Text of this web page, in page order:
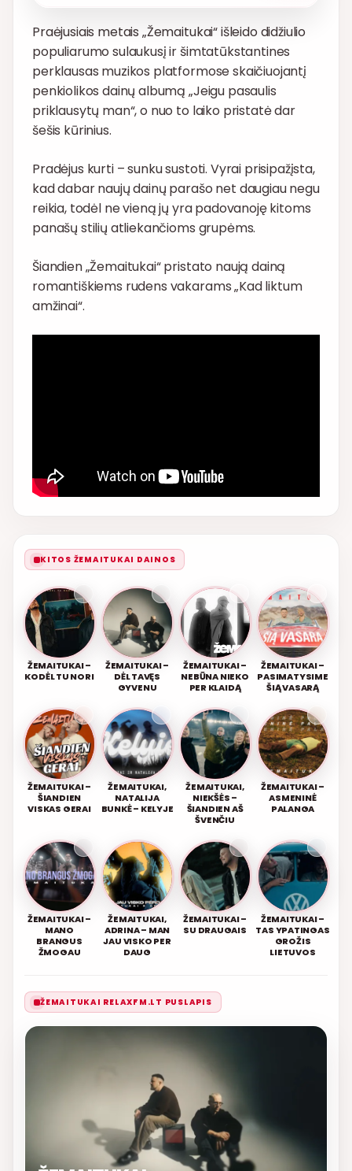
Praėjusiais metais „Žemaitukai“ išleido didžiulio
populiarumo sulaukusį ir šimtatūkstantines
perklausas muzikos platformose skaičiuojantį
penkiolikos dainų albumą „Jeigu pasaulis
priklausytų man“, o nuo to laiko pristatė dar
šešis kūrinius.
Pradėjus kurti – sunku sustoti. Vyrai prisipažįsta,
kad dabar naujų dainų parašo net daugiau negu
reikia, todėl ne vieną jų yra padovanoję kitoms
panašų stilių atliekančioms grupėms.
Šiandien „Žemaitukai“ pristato naują dainą
romantiškiems rudens vakarams „Kad liktum
amžinai“.
KITOS ŽEMAITUKAI DAINOS
ŽEMAITUKAI –
KODĖL TU NORI
ŽEMAITUKAI –
DĖL TAVĘS
GYVENU
ŽEMAITUKAI –
NEBŪNA NIEKO
PER KLAIDĄ
ŽEMAITUKAI –
PASIMATYSIME
ŠIĄ VASARĄ
ŽEMAITUKAI –
ŠIANDIEN
VISKAS GERAI
ŽEMAITUKAI,
NATALIJA
BUNKĖ – KELYJE
ŽEMAITUKAI,
NIEKŠĖS –
ŠIANDIEN AŠ
ŠVENČIU
ŽEMAITUKAI –
ASMENINĖ
PALANGA
ŽEMAITUKAI –
MANO
BRANGUS
ŽMOGAU
ŽEMAITUKAI,
ADRINA – MAN
JAU VISKO PER
DAUG
ŽEMAITUKAI –
SU DRAUGAIS
ŽEMAITUKAI –
TAS YPATINGAS
GROŽIS
LIETUVOS
ŽEMAITUKAI RELAXFM.LT PUSLAPIS